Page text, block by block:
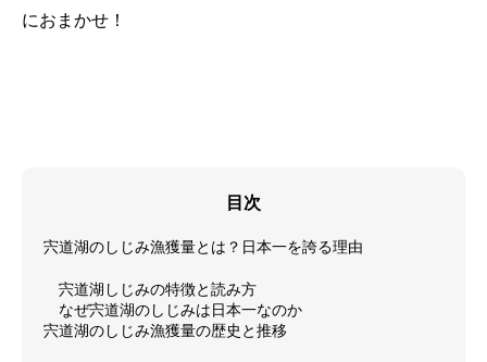
におまかせ！
目次
宍道湖のしじみ漁獲量とは？日本一を誇る理由
宍道湖しじみの特徴と読み方
なぜ宍道湖のしじみは日本一なのか
宍道湖のしじみ漁獲量の歴史と推移